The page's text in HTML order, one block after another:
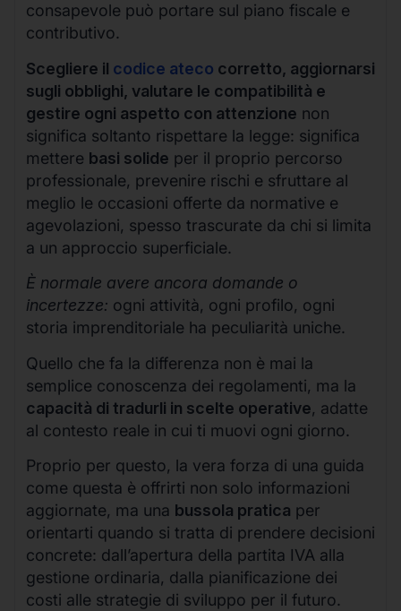
consapevole può portare sul piano fiscale e
contributivo.
Scegliere il codice ateco corretto, aggiornarsi
sugli obblighi, valutare le compatibilità e
gestire ogni aspetto con attenzione non
significa soltanto rispettare la legge: significa
mettere basi solide per il proprio percorso
professionale, prevenire rischi e sfruttare al
meglio le occasioni offerte da normative e
agevolazioni, spesso trascurate da chi si limita
a un approccio superficiale.
È normale avere ancora domande o
incertezze: ogni attività, ogni profilo, ogni
storia imprenditoriale ha peculiarità uniche.
Quello che fa la differenza non è mai la
semplice conoscenza dei regolamenti, ma la
capacità di tradurli in scelte operative, adatte
al contesto reale in cui ti muovi ogni giorno.
Proprio per questo, la vera forza di una guida
come questa è offrirti non solo informazioni
aggiornate, ma una bussola pratica per
orientarti quando si tratta di prendere decisioni
concrete: dall’apertura della partita IVA alla
gestione ordinaria, dalla pianificazione dei
costi alle strategie di sviluppo per il futuro.